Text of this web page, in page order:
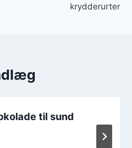
krydderurter
til sund